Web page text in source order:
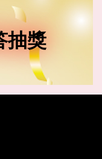
抽獎